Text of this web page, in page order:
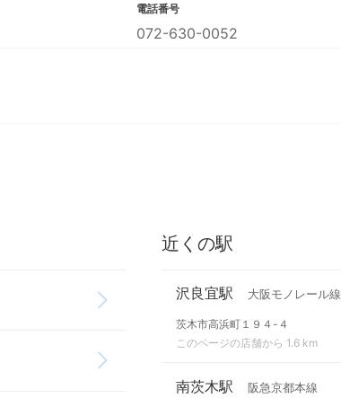
電話番号
072-630-0052
近くの駅
沢良宜駅 大阪モノレール線
茨木市高浜町１９４-４
このページの店舗から 1.6 km
南茨木駅 阪急京都本線